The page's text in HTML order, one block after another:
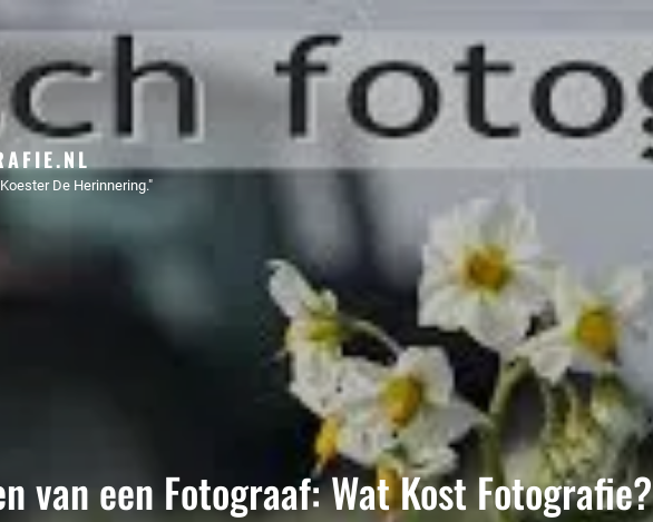
De Herinnering."
van een Fotograaf: Wat Kost Fotografie?